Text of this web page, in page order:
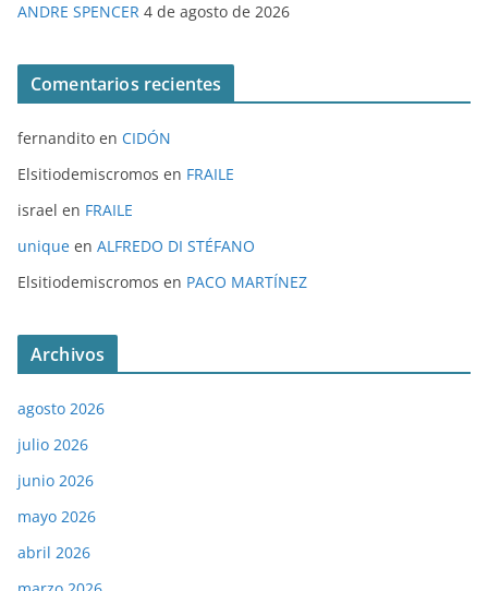
ANDRE SPENCER 4 de agosto de 2026
Comentarios recientes
fernandito en CIDÓN
Elsitiodemiscromos en FRAILE
israel en FRAILE
unique en ALFREDO DI STÉFANO
Elsitiodemiscromos en PACO MARTÍNEZ
Archivos
agosto 2026
julio 2026
junio 2026
mayo 2026
abril 2026